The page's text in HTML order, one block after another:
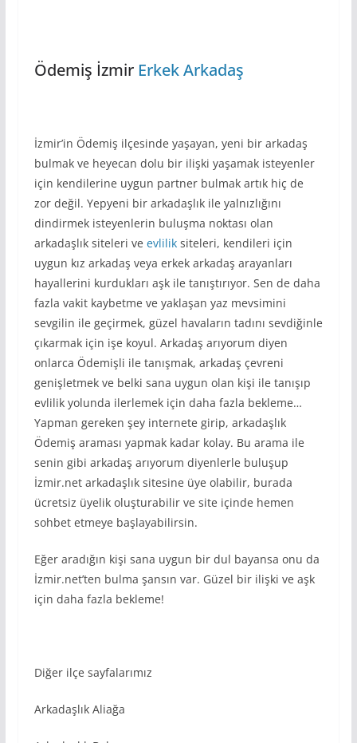
Ödemiş İzmir Erkek Arkadaş
İzmir’in Ödemiş ilçesinde yaşayan, yeni bir arkadaş
bulmak ve heyecan dolu bir ilişki yaşamak isteyenler
için kendilerine uygun partner bulmak artık hiç de
zor değil. Yepyeni bir arkadaşlık ile yalnızlığını
dindirmek isteyenlerin buluşma noktası olan
arkadaşlık siteleri ve evliliksiteleri, kendileri için
uygun kız arkadaş veya erkek arkadaş arayanları
hayallerini kurdukları aşk ile tanıştırıyor. Sen de daha
fazla vakit kaybetme ve yaklaşan yaz mevsimini
sevgilin ile geçirmek, güzel havaların tadını sevdiğinle
çıkarmak için işe koyul. Arkadaş arıyorum diyen
onlarca Ödemişli ile tanışmak, arkadaş çevreni
genişletmek ve belki sana uygun olan kişi ile tanışıp
evlilik yolunda ilerlemek için daha fazla bekleme…
Yapman gereken şey internete girip, arkadaşlık
Ödemiş araması yapmak kadar kolay. Bu arama ile
senin gibi arkadaş arıyorum diyenlerle buluşup
İzmir.net arkadaşlık sitesine üye olabilir, burada
ücretsiz üyelik oluşturabilir ve site içinde hemen
sohbet etmeye başlayabilirsin.
Eğer aradığın kişi sana uygun bir dul bayansa onu da
İzmir.net’ten bulma şansın var. Güzel bir ilişki ve aşk
için daha fazla bekleme!
Diğer ilçe sayfalarımız
Arkadaşlık Aliağa